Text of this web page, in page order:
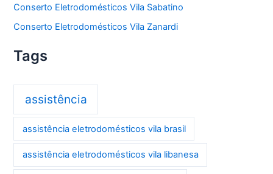
Conserto Eletrodomésticos Vila Sabatino
Conserto Eletrodomésticos Vila Zanardi
Tags
assistência
assistência eletrodomésticos vila brasil
assistência eletrodomésticos vila libanesa